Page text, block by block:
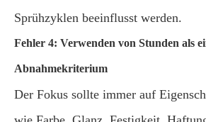
Sprühzyklen beeinflusst werden.
Fehler 4: Verwenden von Stunden als
Abnahmekriterium
Der Fokus sollte immer auf